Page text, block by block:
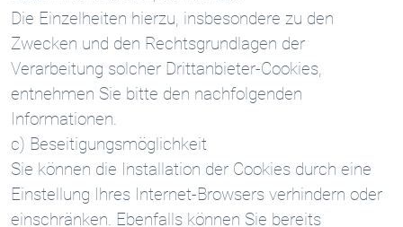
Die Einzelheiten hierzu, insbesondere zu den
Zwecken und den Rechtsgrundlagen der
Verarbeitung solcher Drittanbieter-Cookies,
entnehmen Sie bitte den nachfolgenden
Informationen.
c) Beseitigungsmöglichkeit
Sie können die Installation der Cookies durch eine
Einstellung Ihres Internet-Browsers verhindern oder
einschränken. Ebenfalls können Sie bereits